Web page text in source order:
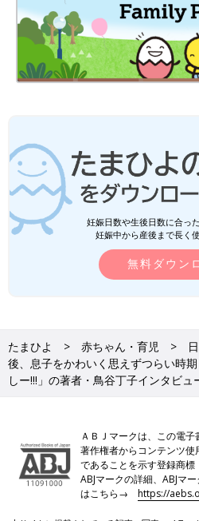
妊娠日数や生後日数に合っ
妊娠中から産後まで長く
無料ダウン
たまひよ 赤ちゃん・育児
後、息子をかわいく思えずつらい時
しー!!!」の著者・鳥谷丁子インタビュ
ＡＢＪマークは、この電子
著作権者からコンテンツ
であることを示す登録商標
ABJマークの詳細、ABJマ
はこちら→https://